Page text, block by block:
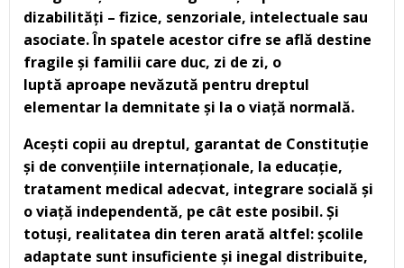
dizabilități – fizice, senzoriale, intelectuale sau
asociate. În spatele acestor cifre se află destine
fragile și familii care duc, zi de zi, o
luptă aproape nevăzută pentru dreptul
elementar la demnitate și la o viață normală.
Acești copii au dreptul, garantat de Constituție
și de convențiile internaționale, la educație,
tratament medical adecvat, integrare socială și
o viață independentă, pe cât este posibil. Și
totuși, realitatea din teren arată altfel: școlile
adaptate sunt insuficiente și inegal distribuite,